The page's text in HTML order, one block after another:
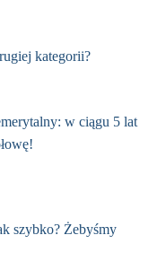
kategorii?
w ciągu 5 lat
szybko? Żebyśmy